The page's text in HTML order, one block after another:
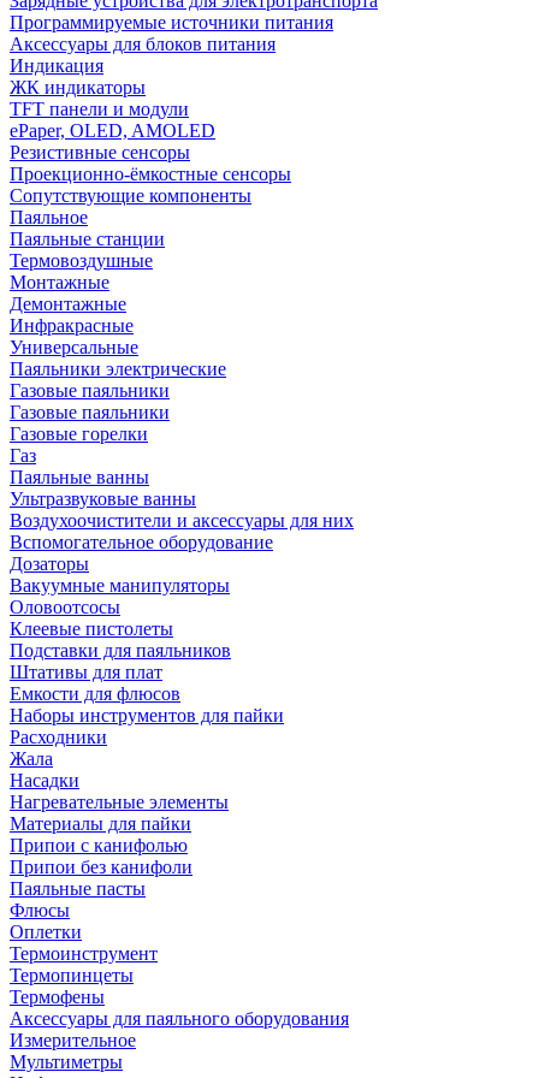
Программируемые источники питания
Аксессуары для блоков питания
Индикация
ЖК индикаторы
TFT панели и модули
ePaper, OLED, AMOLED
Резистивные сенсоры
Проекционно-ёмкостные сенсоры
Сопутствующие компоненты
Паяльное
Паяльные станции
Термовоздушные
Монтажные
Демонтажные
Инфракрасные
Универсальные
Паяльники электрические
Газовые паяльники
Газовые паяльники
Газовые горелки
Газ
Паяльные ванны
Ультразвуковые ванны
Воздухоочистители и аксессуары для них
Вспомогательное оборудование
Дозаторы
Вакуумные манипуляторы
Оловоотсосы
Клеевые пистолеты
Подставки для паяльников
Штативы для плат
Емкости для флюсов
Наборы инструментов для пайки
Расходники
Жала
Насадки
Нагревательные элементы
Материалы для пайки
Припои с канифолью
Припои без канифоли
Паяльные пасты
Флюсы
Оплетки
Термоинструмент
Термопинцеты
Термофены
Аксессуары для паяльного оборудования
Измерительное
Мультиметры